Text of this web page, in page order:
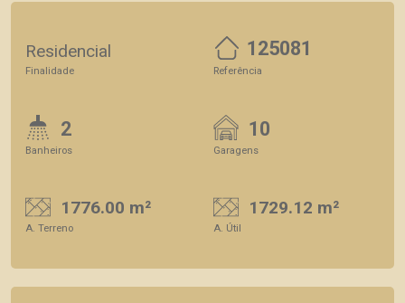
Residencial
Finalidade
125081
Referência
2
Banheiros
10
Garagens
1776.00 m²
A. Terreno
1729.12 m²
A. Útil